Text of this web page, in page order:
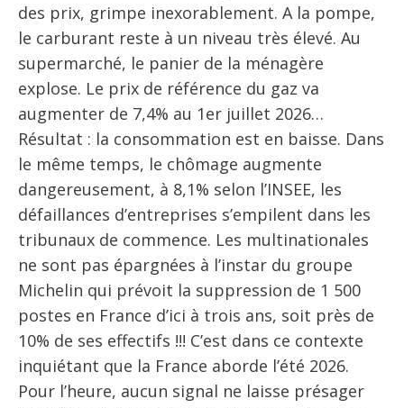
des prix, grimpe inexorablement. A la pompe,
le carburant reste à un niveau très élevé. Au
supermarché, le panier de la ménagère
explose. Le prix de référence du gaz va
augmenter de 7,4% au 1er juillet 2026…
Résultat : la consommation est en baisse. Dans
le même temps, le chômage augmente
dangereusement, à 8,1% selon l’INSEE, les
défaillances d’entreprises s’empilent dans les
tribunaux de commence. Les multinationales
ne sont pas épargnées à l’instar du groupe
Michelin qui prévoit la suppression de 1 500
postes en France d’ici à trois ans, soit près de
10% de ses effectifs !!! C’est dans ce contexte
inquiétant que la France aborde l’été 2026.
Pour l’heure, aucun signal ne laisse présager